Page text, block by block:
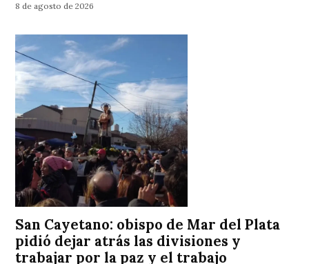
8 de agosto de 2026
San Cayetano: obispo de Mar del Plata
pidió dejar atrás las divisiones y
trabajar por la paz y el trabajo